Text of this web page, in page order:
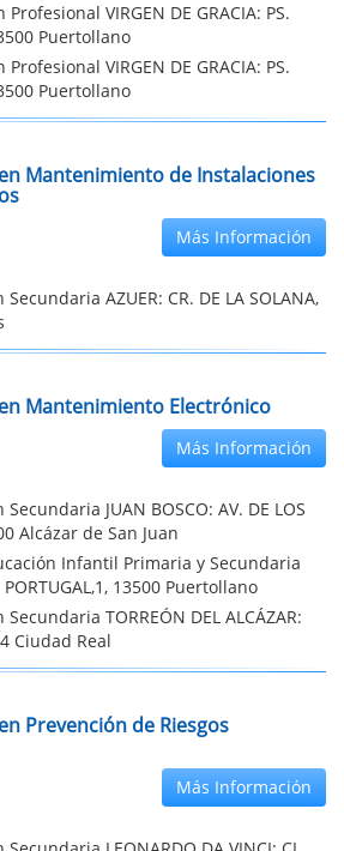
VIRGEN DE GRACIA: PS.
Puertollano
VIRGEN DE GRACIA: PS.
Puertollano
Mantenimiento de Instalaciones
Más Información
AZUER: CR. DE LA SOLANA,
Mantenimiento Electrónico
Más Información
JUAN BOSCO: AV. DE LOS
Alcázar de San Juan
Infantil Primaria y Secundaria
PORTUGAL,1, 13500 Puertollano
TORREÓN DEL ALCÁZAR:
Ciudad Real
Prevención de Riesgos
Más Información